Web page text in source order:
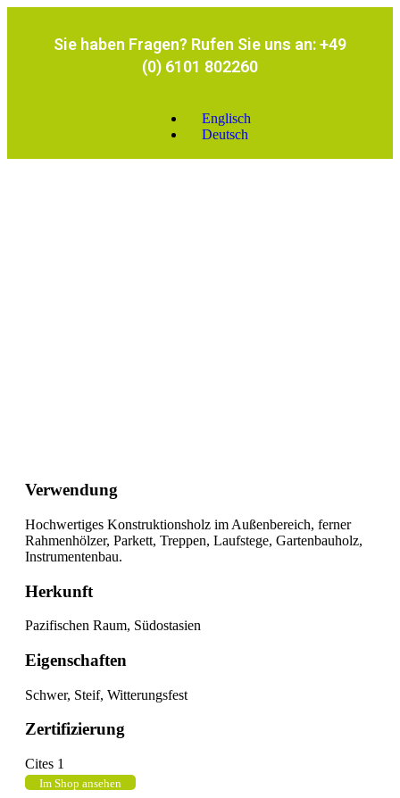
Sie haben Fragen? Rufen Sie uns an: +49
(0) 6101 802260
Englisch
Deutsch
Verwendung
Hochwertiges Konstruktionsholz im Außenbereich, ferner
Rahmenhölzer, Parkett, Treppen, Laufstege, Gartenbauholz,
Instrumentenbau.
Herkunft
Pazifischen Raum, Südostasien
Eigenschaften
Schwer, Steif, Witterungsfest
Zertifizierung
Cites 1
Im Shop ansehen